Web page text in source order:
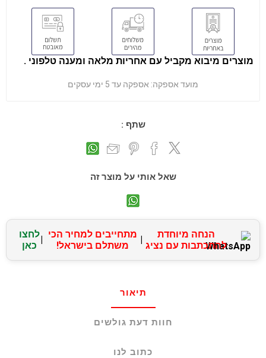
מוצרים מיבוא מקביל עם אחריות מלאה ומענה טלפוני .
מועד אספקה: אספקה עד 5 ימי עסקים
שתף :
שאל אותי על מוצר זה
הנחה מיוחדת
להתכתבות עם נציג
מתחייבים למחיר הכי
משתלם בישראל!
לחצו
כאן
תיאור
חוות דעת גולשים
כתוב לנו